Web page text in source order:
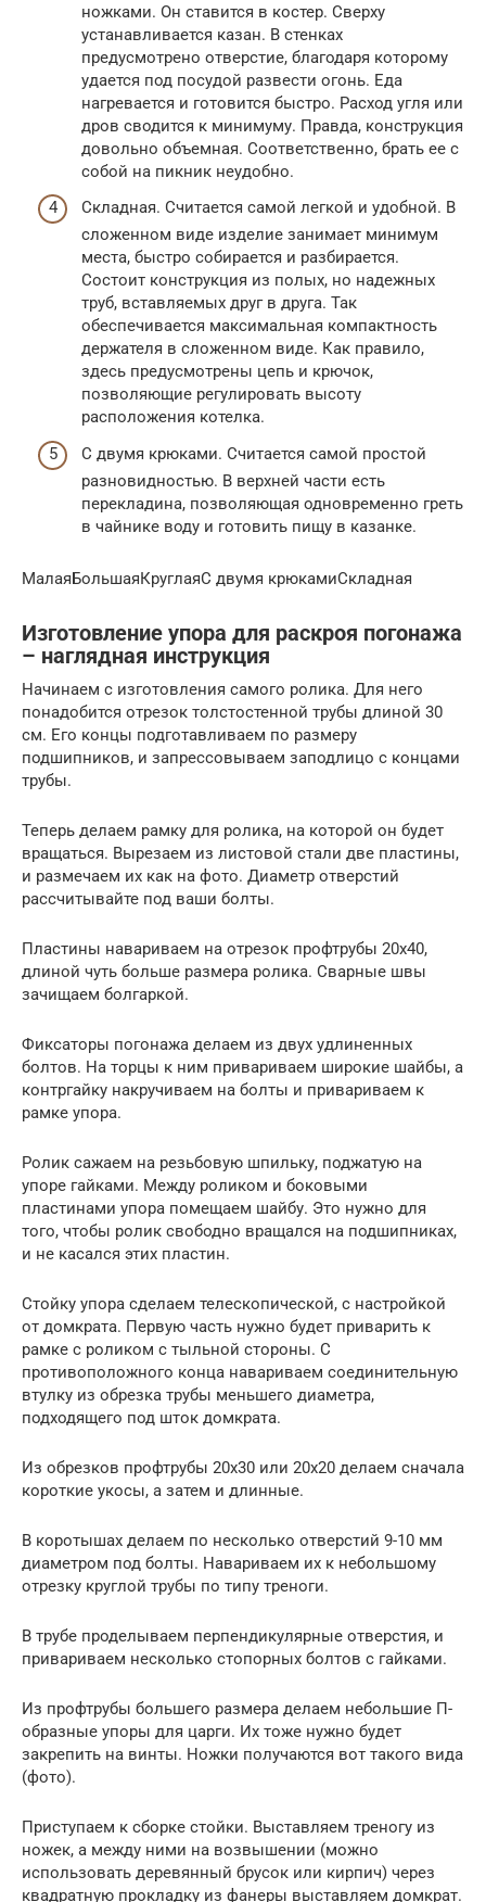
ножками. Он ставится в костер. Сверху
устанавливается казан. В стенках
предусмотрено отверстие, благодаря которому
удается под посудой развести огонь. Еда
нагревается и готовится быстро. Расход угля или
дров сводится к минимуму. Правда, конструкция
довольно объемная. Соответственно, брать ее с
собой на пикник неудобно.
Складная. Считается самой легкой и удобной. В
сложенном виде изделие занимает минимум
места, быстро собирается и разбирается.
Состоит конструкция из полых, но надежных
труб, вставляемых друг в друга. Так
обеспечивается максимальная компактность
держателя в сложенном виде. Как правило,
здесь предусмотрены цепь и крючок,
позволяющие регулировать высоту
расположения котелка.
С двумя крюками. Считается самой простой
разновидностью. В верхней части есть
перекладина, позволяющая одновременно греть
в чайнике воду и готовить пищу в казанке.
МалаяБольшаяКруглаяС двумя крюкамиСкладная
Изготовление упора для раскроя погонажа
– наглядная инструкция
Начинаем с изготовления самого ролика. Для него
понадобится отрезок толстостенной трубы длиной 30
см. Его концы подготавливаем по размеру
подшипников, и запрессовываем заподлицо с концами
трубы.
Теперь делаем рамку для ролика, на которой он будет
вращаться. Вырезаем из листовой стали две пластины,
и размечаем их как на фото. Диаметр отверстий
рассчитывайте под ваши болты.
Пластины навариваем на отрезок профтрубы 20х40,
длиной чуть больше размера ролика. Сварные швы
зачищаем болгаркой.
Фиксаторы погонажа делаем из двух удлиненных
болтов. На торцы к ним привариваем широкие шайбы, а
контргайку накручиваем на болты и привариваем к
рамке упора.
Ролик сажаем на резьбовую шпильку, поджатую на
упоре гайками. Между роликом и боковыми
пластинами упора помещаем шайбу. Это нужно для
того, чтобы ролик свободно вращался на подшипниках,
и не касался этих пластин.
Стойку упора сделаем телескопической, с настройкой
от домкрата. Первую часть нужно будет приварить к
рамке с роликом с тыльной стороны. С
противоположного конца навариваем соединительную
втулку из обрезка трубы меньшего диаметра,
подходящего под шток домкрата.
Из обрезков профтрубы 20х30 или 20х20 делаем сначала
короткие укосы, а затем и длинные.
В коротышах делаем по несколько отверстий 9-10 мм
диаметром под болты. Навариваем их к небольшому
отрезку круглой трубы по типу треноги.
В трубе проделываем перпендикулярные отверстия, и
привариваем несколько стопорных болтов с гайками.
Из профтрубы большего размера делаем небольшие П-
образные упоры для царги. Их тоже нужно будет
закрепить на винты. Ножки получаются вот такого вида
(фото).
Приступаем к сборке стойки. Выставляем треногу из
ножек, а между ними на возвышении (можно
использовать деревянный брусок или кирпич) через
квадратную прокладку из фанеры выставляем домкрат.